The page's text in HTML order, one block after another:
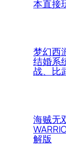
本直接
梦幻西
结婚系
战、比
海贼无
解版